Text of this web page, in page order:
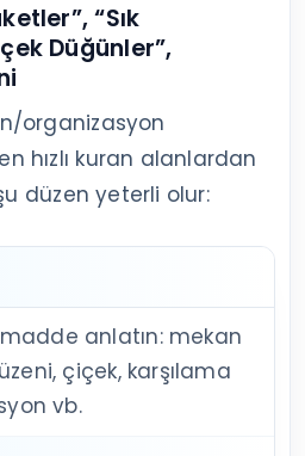
“Sık
Düğünler”,
organizasyon
hızlı kuran alanlardan
düzen yeterli olur:
anlatın: mekan
çiçek, karşılama
vb.